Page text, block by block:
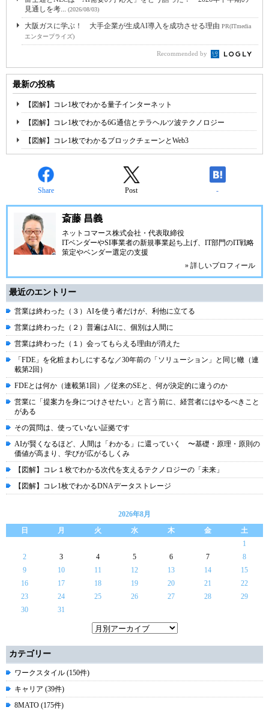
見通しを考... (2026/08/03)
大阪ガスに学ぶ！ 大手企業が生成AI導入を成功させる理由 PR(ITmedia
エンタープライズ)
Recommended by
最新の投稿
【図解】コレ1枚でわかる量子インターネット
【図解】コレ1枚でわかる6G通信とテラヘルツ波テクノロジー
【図解】コレ1枚でわかるブロックチェーンとWeb3
Share Post -
斎藤 昌義
ネットコマース株式会社 ・代表取締役
ITベンダーやSI事業者の新規事業起ち上げ、IT部門のIT戦略
策定やベンダー選定の支援
» 詳しいプロフィール
最近のエントリー
営業は終わった（３）AIを使う者だけが、利他に立てる
営業は終わった（２）普遍はAIに、個別は人間に
営業は終わった（１）会ってもらえる理由が消えた
「FDE」を化粧まわしにするな／30年前の「ソリューション」と同じ轍（連
載第2回）
FDEとは何か（連載第1回）／従来のSEと、何が決定的に違うのか
営業に「提案力を身につけさせたい」と言う前に、経営者にはやるべきこと
がある
その質問は、使っていない証拠です
AIが賢くなるほど、人間は「わかる」に還っていく 〜基礎・原理・原則の
価値が高まり、学びが広がるしくみ
【図解】コレ１枚でわかる次代を支えるテクノロジーの「未来」
【図解】コレ1枚でわかるDNAデータストレージ
2026年8月
日
月 火 水 木 金
土
1
2
3 4 5 6 7
8
9
10 11 12 13 14
15
16
17 18 19 20 21
22
23
24 25 26 27 28
29
30
31
カテゴリー
ワークスタイル (150件)
キャリア (39件)
8MATO (175件)